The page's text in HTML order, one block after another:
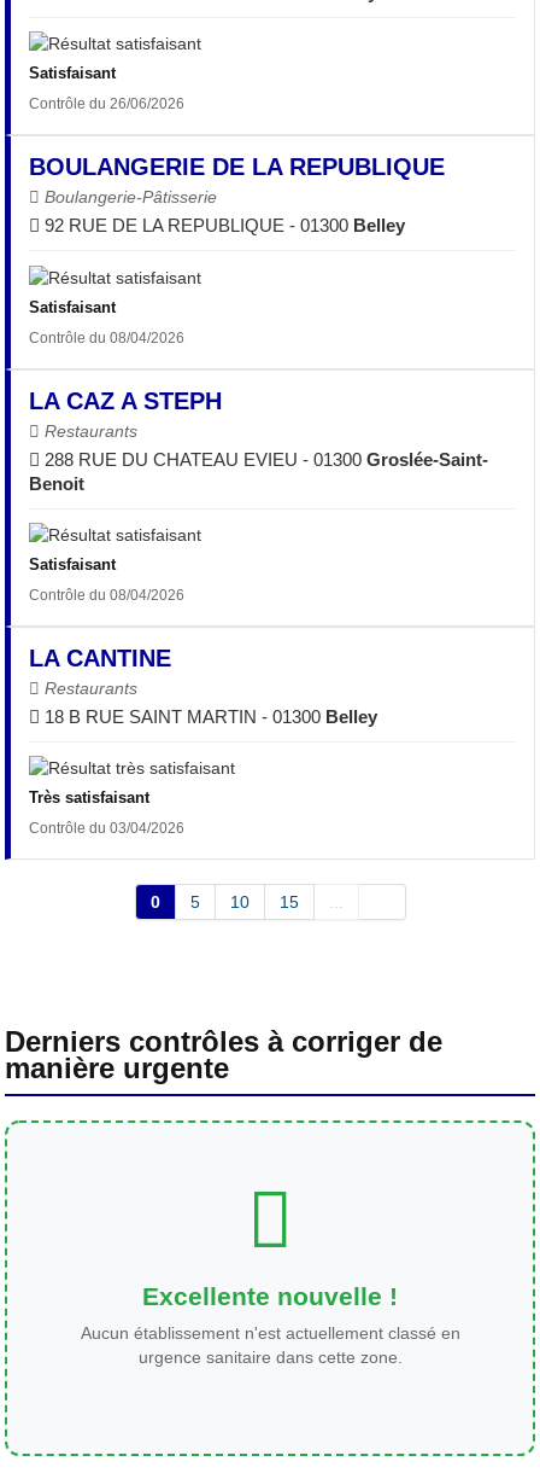
Satisfaisant
Contrôle du 26/06/2026
BOULANGERIE DE LA REPUBLIQUE
Boulangerie-Pâtisserie
92 RUE DE LA REPUBLIQUE - 01300 Belley
Satisfaisant
Contrôle du 08/04/2026
LA CAZ A STEPH
Restaurants
288 RUE DU CHATEAU EVIEU - 01300Groslée-Saint-
Benoit
Satisfaisant
Contrôle du 08/04/2026
LA CANTINE
Restaurants
18 B RUE SAINT MARTIN - 01300 Belley
Très satisfaisant
Contrôle du 03/04/2026
0 5 10 15 ...
Derniers contrôles à corriger de
manière urgente
Excellente nouvelle !
Aucun établissement n'est actuellement classé en
urgence sanitaire dans cette zone.